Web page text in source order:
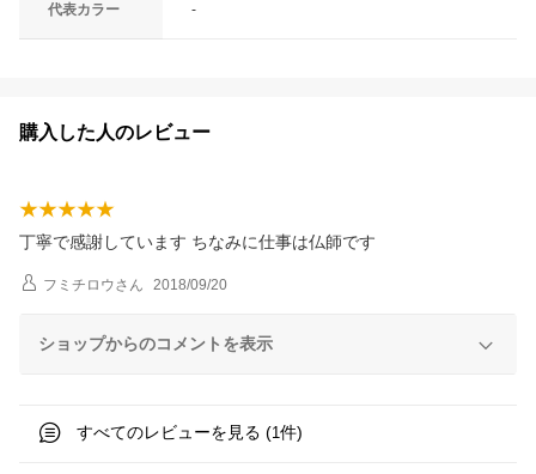
代表カラー -
購入した人のレビュー
丁寧で感謝しています ちなみに仕事は仏師です
フミチロウさん 2018/09/20
ショップからのコメントを表示
すべてのレビューを見る (1件)